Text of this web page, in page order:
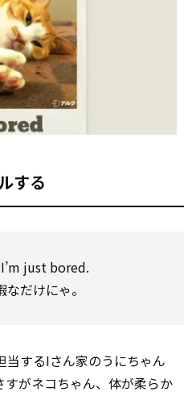
する
just bored.
だけにゃ。
当するIさん家のうにちゃん
がネコちゃん、体が柔らか